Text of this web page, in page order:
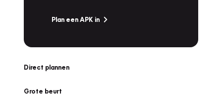
Plan een APK in
Direct plannen
Grote beurt